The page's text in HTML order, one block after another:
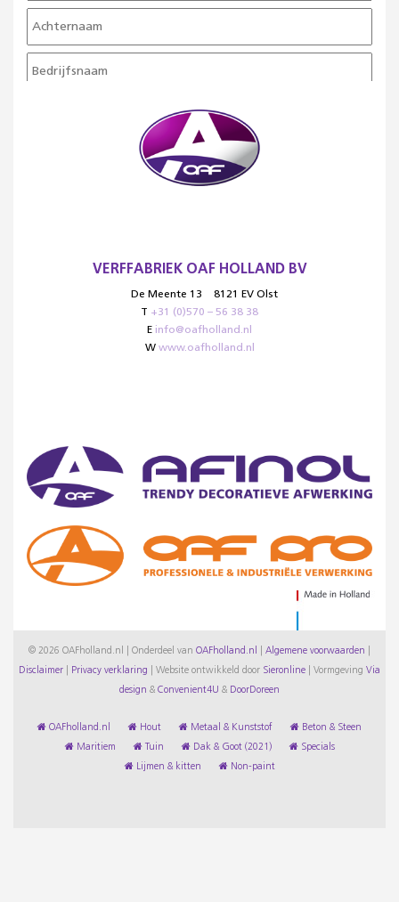
VERFFABRIEK OAF HOLLAND BV
De Meente 13
8121 EV Olst
T +31 (0)570 – 56 38 38
E info@oafholland.nl
W www.oafholland.nl
© 2026 OAFholland.nl | Onderdeel van OAFholland.nl Algemene voorwaarden
Disclaimer Privacy verklaring Website ontwikkeld door Sieronline Vormgeving Via
design & Convenient4U & DoorDoreen
OAFholland.nl Hout Metaal & Kunststof Beton & Steen
Maritiem Tuin Dak & Goot (2021) Specials
Lijmen & kitten Non-paint